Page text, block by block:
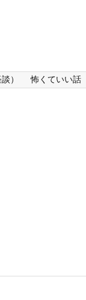
） 怖くていい話